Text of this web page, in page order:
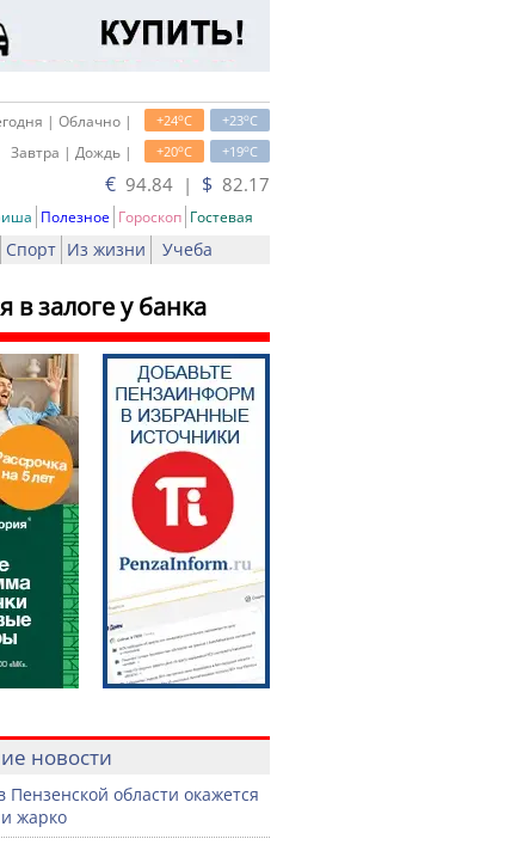
+23oC
+24oC
| Облачно |
+19oC
+20oC
Завтра | Дождь |
€ 94.84 | $ 82.17
Полезное Гороскоп Гостевая
Спорт Из жизни Учеба
залоге у банка
новости
Пензенской области окажется
жарко